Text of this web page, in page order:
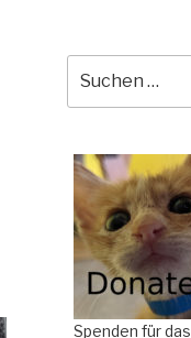
nach:
Spenden für das